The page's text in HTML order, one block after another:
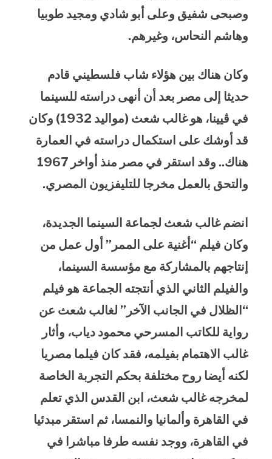
وصبحى شفيق وعلى أبو شادي ومجيد طوبيا
وهاشم النحاس، وغيرهم.
وكان هناك بين هؤلاء شاب فلسطيني قادم
حديثا إلى مصر بعد أن أنهى دراسته للسينما
في ڤيينا، هو غالب شعث (مواليد 1932) وكان
قد أوشك على استكمال دراسته في العمارة
هناك.. وقد استقر في مصر منذ أواخر 1967
والتحق بالعمل مخرجا للتليفزيون المصري.
انضم غالب شعث لجماعة السينما الجديدة،
وكان فيلم “أغنية على الممر” أول عمل من
إنتاجهم بالمشاركة مع مؤسسة السينما،
والفيلم الثاني الذي أنتجته الجماعة هو فيلم
“الظلال في الجانب الآخر” لغالب شعث عن
رواية للكاتب المسرحي محمود دياب، وأثار
غالب الاهتمام بفيلمه، فقد كان فيلما مصريا
لكنه أيضا روح مختلفة بحكم التجربة الخاصة
لمخرجه غالب شعث، ابن القدس الذي تعلم
في القاهرة وألمانيا والنمسا، ثم استقر مبدئيا
في القاهرة، ووجد نفسه طرفا مباشرا في